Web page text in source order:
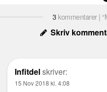
3 kommentarer |
Skriv
Infitdelskriver:
15 Nov 2018 kl. 4:08